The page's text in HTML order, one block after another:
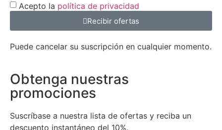
Acepto la política de privacidad
Recibir ofertas
Puede cancelar su suscripción en cualquier momento.
Obtenga nuestras
promociones
Suscríbase a nuestra lista de ofertas y reciba un
descuento instantáneo del 10%.